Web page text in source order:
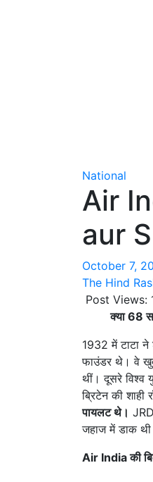
National
Air
aur
October 7,
The Hind
Post Views:
क्या 68
1932 में टाटा
फाउंडर थे। वे
थीं। दूसरे विश्व
ब्रिटेन की शाही
पायलट थे।
जहाज में डाक
Air India की